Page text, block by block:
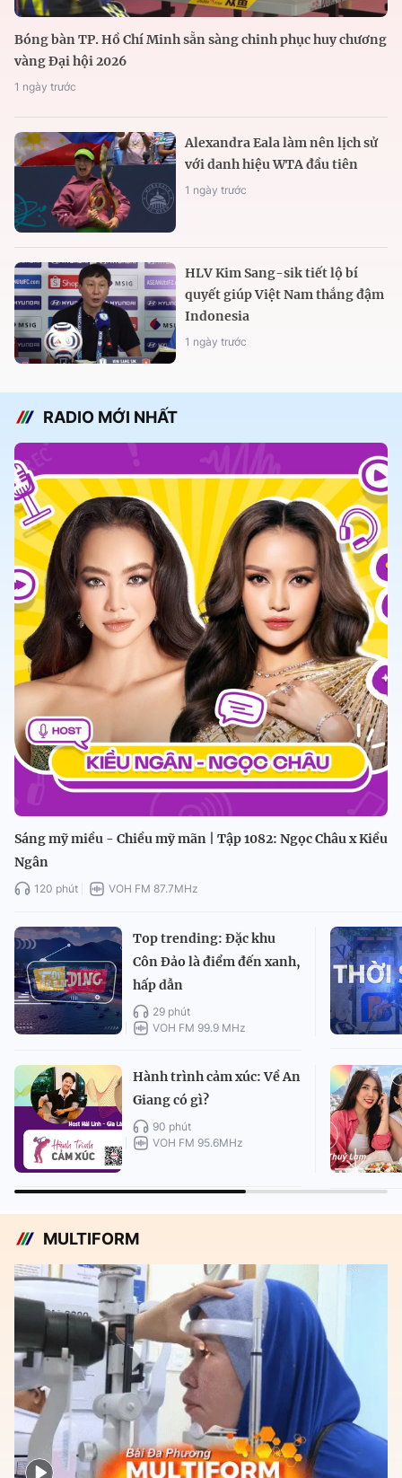
Bóng bàn TP. Hồ Chí Minh sẵn sàng chinh phục huy chương
vàng Đại hội 2026
1 ngày trước
Alexandra Eala làm nên lịch sử
với danh hiệu WTA đầu tiên
1 ngày trước
HLV Kim Sang-sik tiết lộ bí
quyết giúp Việt Nam thắng đậm
Indonesia
1 ngày trước
RADIO MỚI NHẤT
Sáng mỹ miều - Chiều mỹ mãn | Tập 1082: Ngọc Châu x Kiều
Ngân
120 phút VOH FM 87.7MHz
Top trending: Đặc khu
Côn Đảo là điểm đến xanh,
hấp dẫn
29 phút
VOH FM 99.9 MHz
Hành trình cảm xúc: Về An
Giang có gì?
90 phút
VOH FM 95.6MHz
MULTIFORM